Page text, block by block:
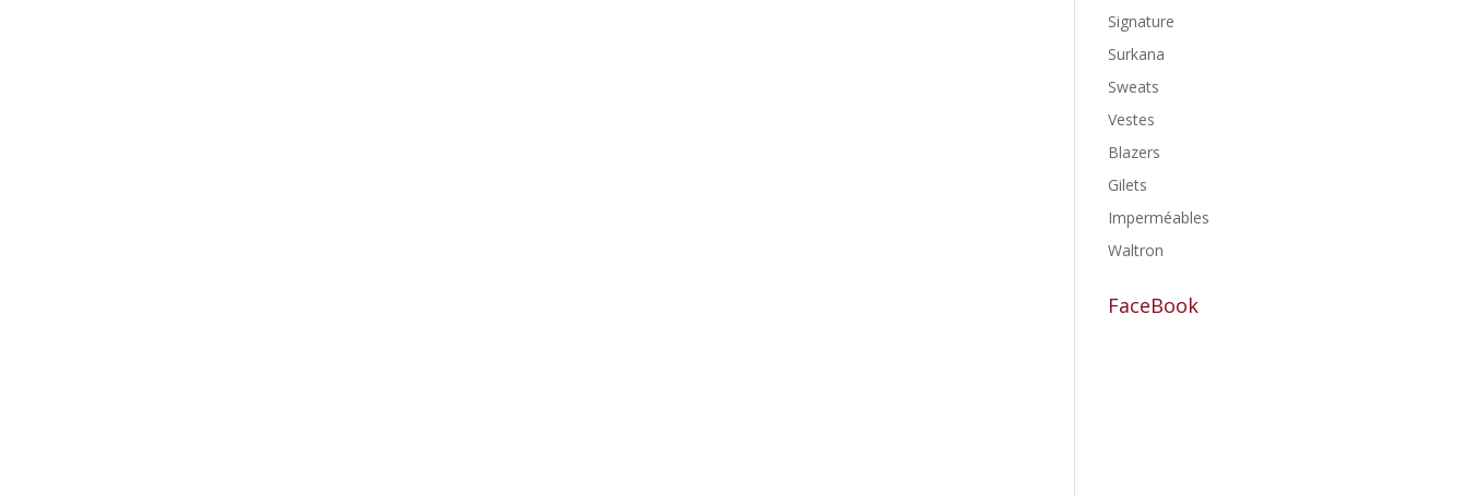
Signature
Surkana
Sweats
Vestes
Blazers
Gilets
Imperméables
Waltron
FaceBook